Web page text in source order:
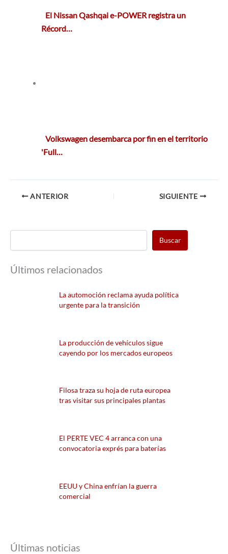
El Nissan Qashqai e-POWER registra un
Récord…
Volkswagen desembarca por fin en el territorio
'Full…
ANTERIOR SIGUIENTE
Buscar
Últimos relacionados
La automoción reclama ayuda política
urgente para la transición
La producción de vehículos sigue
cayendo por los mercados europeos
Filosa traza su hoja de ruta europea
tras visitar sus principales plantas
El PERTE VEC 4 arranca con una
convocatoria exprés para baterías
EEUU y China enfrían la guerra
comercial
Últimas noticias